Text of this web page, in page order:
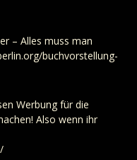
– Alles muss man
buchvorstellung-
Werbung für die
Also wenn ihr